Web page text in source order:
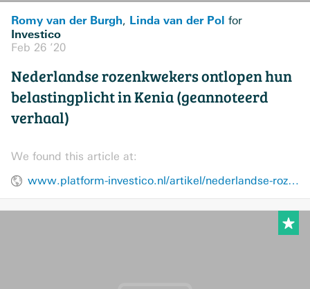
Romy van der Burgh, Linda van der Pol for
Investico
Feb 26 ’20
Nederlandse rozenkwekers ontlopen hun
belastingplicht in Kenia (geannoteerd
verhaal)
We found this article at:
www.platform-investico.nl/artikel/nederlandse-rozenkwekers-ontlopen-hun-belastingplicht-in-kenia-geannoteerd-verhaal/